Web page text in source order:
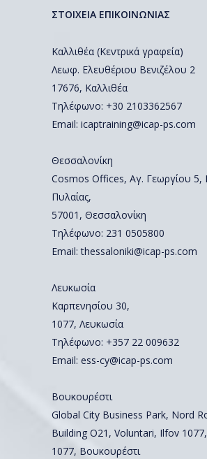
ΣΤΟΙΧΕΙΑ ΕΠΙΚΟΙΝΩΝΙΑΣ
Καλλιθέα (Κεντρικά γραφεία)
Λεωφ. Ελευθέριου Βενιζέλου 2
17676, Καλλιθέα
Τηλέφωνο: +30 2103362567
Email: icaptraining@icap-ps.com
Θεσσαλονίκη
Cosmos Offices, Αγ. Γεωργίου 5,
Πυλαίας,
57001, Θεσσαλονίκη
Τηλέφωνο: 231 0505800
Email:thessaloniki@icap-ps.com
Λευκωσία
Καρπενησίου 30,
1077, Λευκωσία
Τηλέφωνο: +357 22 009632
Email: ess-cy@icap-ps.com
Βουκουρέστι
Global City Business Park, Nord
Building O21, Voluntari, Ilfov 1077,
1077, Βουκουρέστι